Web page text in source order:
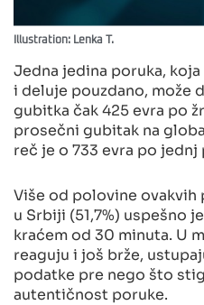
Illustration: Lenka T.
Jedna jedina poruka,
i deluje pouzdano, može
gubitka čak 425 evra po
prosečni gubitak na
reč je o 733 evra po
Više od polovine ovakvih
u Srbiji (51,7%) uspešno
kraćem od 30 minuta. U
reaguju i još brže,
podatke pre nego što
autentičnost poruke.